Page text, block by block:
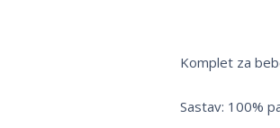
Komplet za
Sastav: 100%